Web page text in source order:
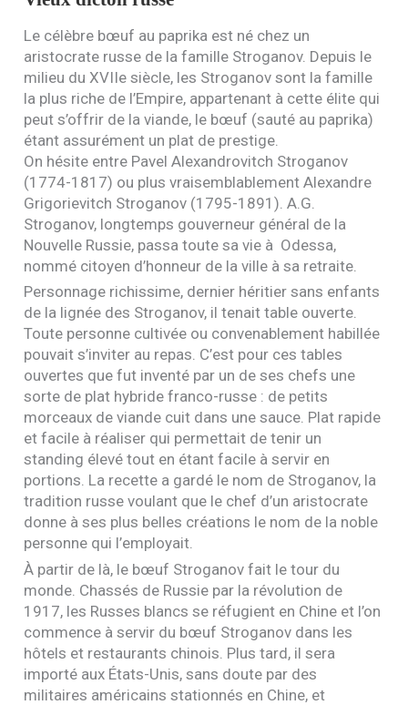
Le célèbre bœuf au paprika est né chez un
aristocrate russe de la famille Stroganov. Depuis le
milieu duXVIIe siècle, les Stroganov sont la famille
la plus riche de l’Empire, appartenant à cette élite qui
peut s’offrir de la viande, le bœuf (sauté au paprika)
étant assurément un plat de prestige.
On hésite entre Pavel Alexandrovitch Stroganov
(1774-1817) ou plus vraisemblablement Alexandre
Grigorievitch Stroganov (1795-1891).A.G.
Stroganov, longtemps gouverneur général de la
Nouvelle Russie, passa toute sa vie à Odessa,
nommé citoyen d’honneur de la ville à sa retraite.
Personnage richissime, dernier héritier sans enfants
de la lignée des Stroganov, il tenait table ouverte.
Toute personne cultivée ou convenablement habillée
pouvait s’inviter au repas. C’est pour ces tables
ouvertes que fut inventé par un de ses chefs une
sorte de plat hybride franco-russe : de petits
morceaux de viande cuit dans une sauce. Plat rapide
et facile à réaliser qui permettait de tenir un
standing élevé tout en étant facile à servir en
portions. La recette a gardé le nom de Stroganov, la
tradition russe voulant que le chef d’un aristocrate
donne à ses plus belles créations le nom de la noble
personne qui l’employait.
À partir de là, le bœuf Stroganov fait le tour du
monde. Chassés de Russie par la révolution de
1917, les Russes blancs se réfugient en Chine et l’on
commence à servir du bœuf Stroganov dans les
hôtels et restaurants chinois. Plus tard, il sera
importé aux États-Unis, sans doute par des
militaires américains stationnés en Chine, et